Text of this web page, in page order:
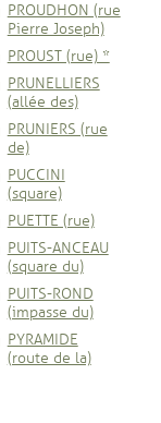
PROUDHON (rue
Pierre Joseph)
PROUST (rue) *
PRUNELLIERS
(allée des)
PRUNIERS (rue
de)
PUCCINI
(square)
PUETTE (rue)
PUITS-ANCEAU
(square du)
PUITS-ROND
(impasse du)
PYRAMIDE
(route de la)